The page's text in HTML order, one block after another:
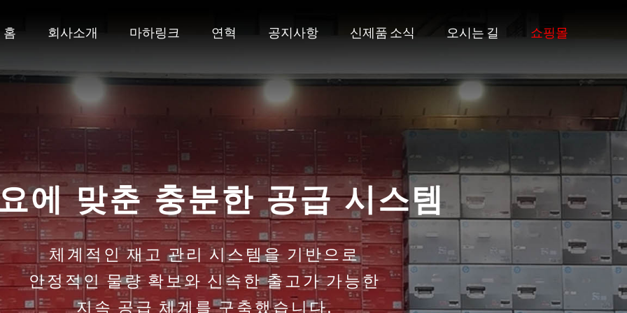
홈 회사소개 마하링크 연혁 공지사항 신제품 소식 오시는 길 쇼핑몰
에 맞춘 충분한 공급 시스템
체계적인 재고 관리 시스템을 기반으로
안정적인 물량 확보와 신속한 출고가 가능한
지속 공급 체계를 구축했습니다.